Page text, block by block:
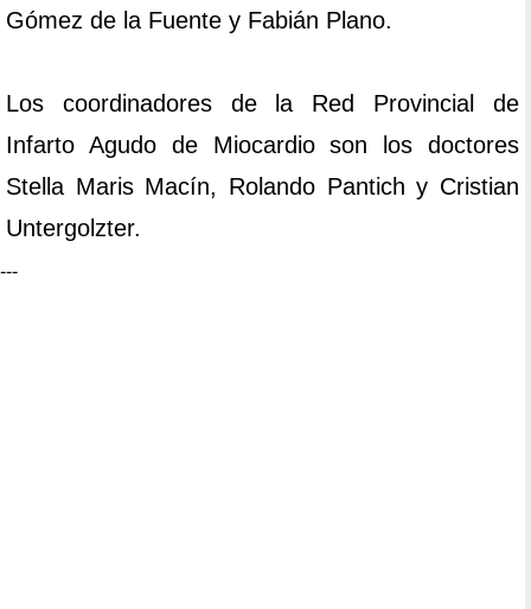
Gómez de la Fuente y Fabián Plano.
Los coordinadores de la Red Provincial de
Infarto Agudo de Miocardio son los doctores
Stella Maris Macín, Rolando Pantich y Cristian
Untergolzter.
---